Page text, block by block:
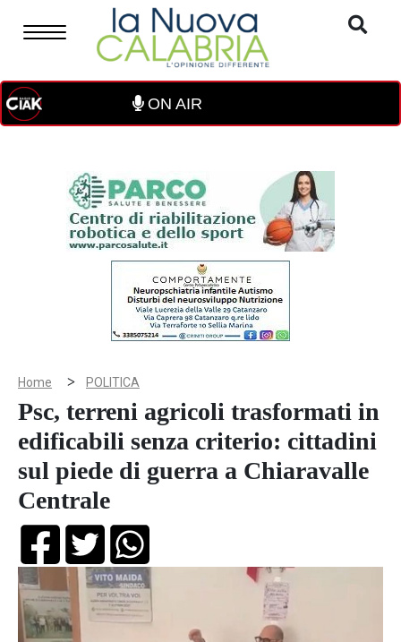
ON AIR
Home > POLITICA
Psc, terreni agricoli trasformati in
edificabili senza criterio: cittadini
sul piede di guerra a Chiaravalle
Centrale